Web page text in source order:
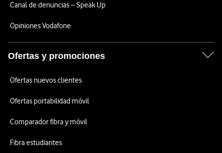
Canal de denuncias – Speak Up
Opiniones Vodafone
Ofertas y promociones
Ofertas nuevos clientes
Ofertas portabilidad móvil
Comparador fibra y móvil
Fibra estudiantes